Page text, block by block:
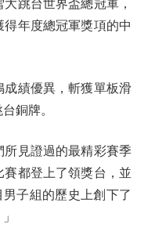
跳台世界盃總冠軍，
年度總冠軍獎項的中
績優異，斬獲單板滑
銅牌。
見證過的最精彩賽季
都登上了領獎台，並
子組的歷史上創下了